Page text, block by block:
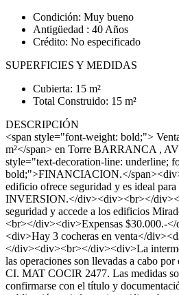
Condición: Muy bueno
Antigüedad : 40 Años
Crédito: No especificado
SUPERFICIES Y MEDIDAS
Cubierta: 15 m²
Total Construido: 15 m²
DESCRIPCIÓN
<span style="font-weight: bold;">
m²</span> en Torre BARRANCA ,
style="text-decoration-line: underline;
bold;">FINANCIACION.</
edificio ofrece seguridad y es ideal para
INVERSION.</div><div><br></
seguridad y accede a los edificios
<br></div><div>Expensas $30.000.-
<div>Hay 3 cocheras en venta</
</div><div><br></div><div>La
las operaciones son llevadas a cabo
CI. MAT COCIR 2477. Las medidas
confirmarse con el título y